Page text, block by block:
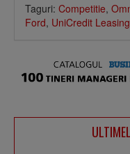
Taguri: Competitie,
Ford, UniCredit Leasing